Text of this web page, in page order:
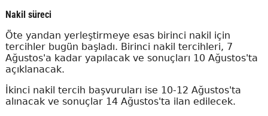
Nakil süreci
Öte yandan yerleştirmeye esas birinci nakil için
tercihler bugün başladı. Birinci nakil tercihleri, 7
Ağustos'a kadar yapılacak ve sonuçları 10 Ağustos'ta
açıklanacak.
İkinci nakil tercih başvuruları ise 10-12 Ağustos'ta
alınacak ve sonuçlar 14 Ağustos'ta ilan edilecek.